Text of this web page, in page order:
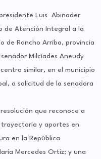
Luis Abinader
de Atención Integral a la
de Rancho Arriba, provincia
Milcíades Aneudy
similar, en el municipio
a solicitud de la senadora
que reconoce a
y aportes en
en la República
Mercedes Ortiz; y una